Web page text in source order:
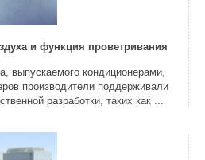
и функция проветривания
выпускаемого кондиционерами,
производители поддерживали
разработки, таких как ...